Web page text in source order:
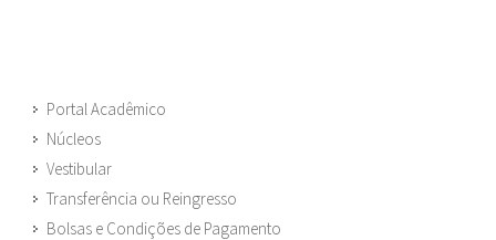
Portal Acadêmico
Núcleos
Vestibular
Transferência ou Reingresso
Bolsas e Condições de Pagamento